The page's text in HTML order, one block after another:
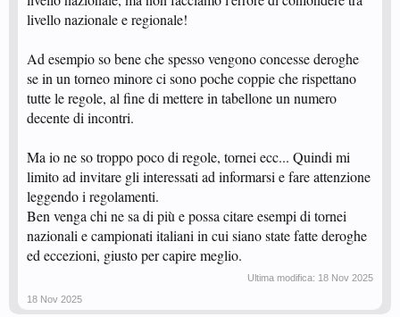
livello nazionale e regionale!
Ad esempio so bene che spesso vengono concesse deroghe
se in un torneo minore ci sono poche coppie che rispettano
tutte le regole, al fine di mettere in tabellone un numero
decente di incontri.
Ma io ne so troppo poco di regole, tornei ecc... Quindi mi
limito ad invitare gli interessati ad informarsi e fare attenzione
leggendo i regolamenti.
Ben venga chi ne sa di più e possa citare esempi di tornei
nazionali e campionati italiani in cui siano state fatte deroghe
ed eccezioni, giusto per capire meglio.
Ultima modifica: 18 Nov 2025
18 Nov 2025